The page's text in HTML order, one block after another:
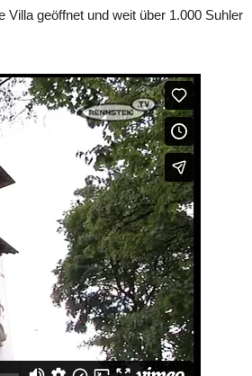
geöffnet und weit über 1.000 Suhler